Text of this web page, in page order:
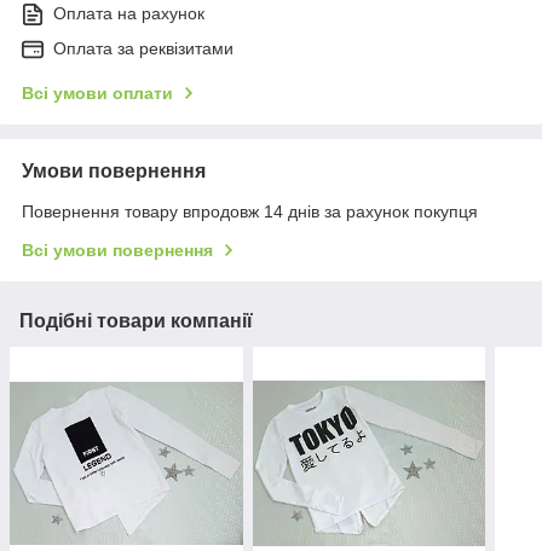
Оплата на рахунок
Оплата за реквізитами
Всі умови оплати
Умови повернення
Повернення товару впродовж 14 днів за рахунок покупця
Всі умови повернення
Подібні товари компанії